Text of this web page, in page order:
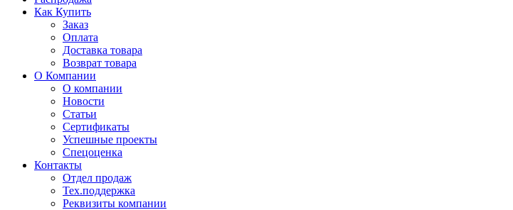
Как Купить
Заказ
Оплата
Доставка товара
Возврат товара
О Компании
О компании
Новости
Статьи
Сертификаты
Успешные проекты
Спецоценка
Контакты
Отдел продаж
Тех.поддержка
Реквизиты компании